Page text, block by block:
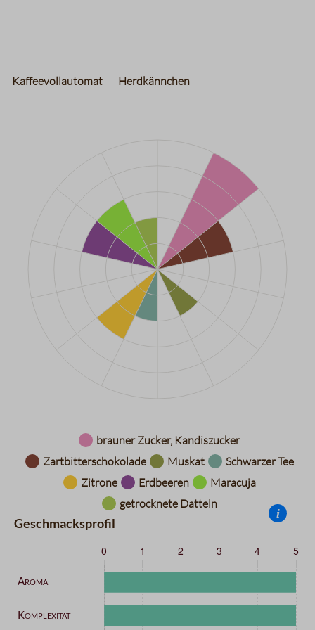
Kaffeevollautomat Herdkännchen
Datentabelle für das Diagramm: Aromarad
brauner Zucker, Kandiszucker
Zartbitterschokolade
Muskat
Schwarzer Tee
Zitrone
Erdbeeren
Maracuja
getrocknete Datteln
Geschmacksprofil
i